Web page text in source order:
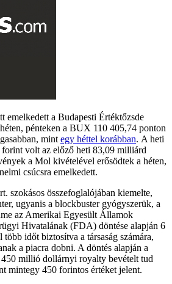
emelkedett a Budapesti Értéktőzsde
pénteken a BUX 110 405,74 ponton
mint egy héttel korábban. A heti
volt az előző heti 83,09 milliárd
a Mol kivételével erősödtek a héten,
csúcsra emelkedett.
szokásos összefoglalójában kiemelte,
ugyanis a blockbuster gyógyszerük, a
az Amerikai Egyesült Államok
Hivatalának (FDA) döntése alapján 6
időt biztosítva a társaság számára,
a piacra dobni. A döntés alapján a
millió dollárnyi royalty bevételt tud
mintegy 450 forintos értéket jelent.